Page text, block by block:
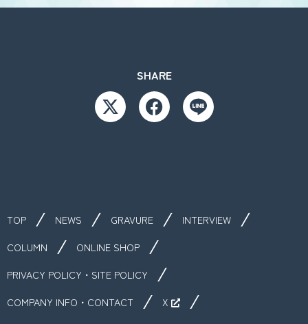
SHARE
TOP NEWS GRAVURE
INTERVIEW
COLUMN
ONLINE SHOP
PRIVACY POLICY・SITE POLICY
COMPANY INFO・CONTACT
X